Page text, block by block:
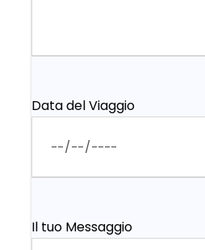
Data del Viaggio
Il tuo Messaggio